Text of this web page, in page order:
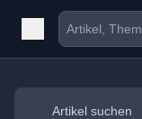
Artikel suchen